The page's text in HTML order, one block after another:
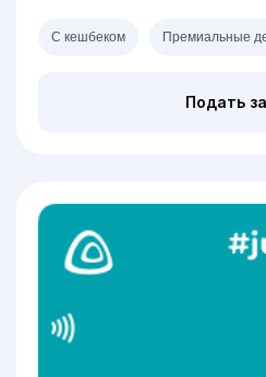
Подать
С кешбеком Премиальные